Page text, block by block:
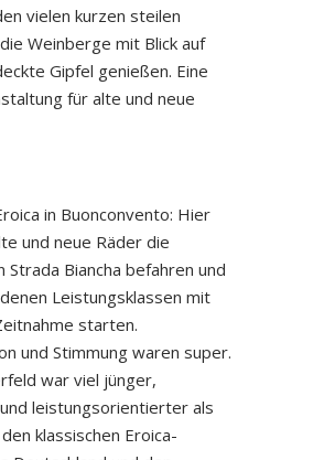
vielen kurzen steilen
Weinberge mit Blick auf
Gipfel genießen. Eine
für alte und neue
in Buonconvento: Hier
und neue Räder die
Strada Biancha befahren und
Leistungsklassen mit
starten.
und Stimmung waren super.
war viel jünger,
leistungsorientierter als
klassischen Eroica-